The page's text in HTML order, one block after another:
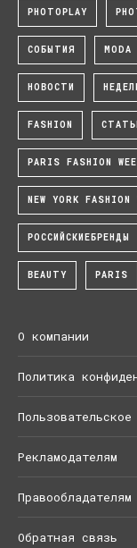
PHOTOPLAY
СОБЫТИЯ MODA
НОВОСТИ
FASHION
PARIS FASHION
NEW YORK FASHION
РОССИЙСКИЕБРЕНДЫ
BEAUTY PARIS
О компании
Политика
Рекламодателям
Правообладателям
Обратная связь